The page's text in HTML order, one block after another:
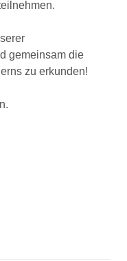
gemeinsam die
zu erkunden!